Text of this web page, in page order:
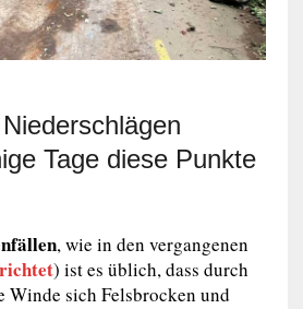
Tage diese Punkte
, wie in den vergangenen
) ist es üblich, dass durch
Winde sich Felsbrocken und